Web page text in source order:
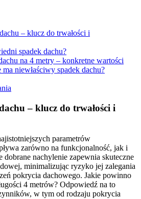
– klucz do trwałości i
spadek dachu?
na 4 metry – konkretne wartości
niewłaściwy spadek dachu?
– klucz do trwałości i
parametrów
zarówno na funkcjonalność, jak i
dobrane nachylenie zapewnia skuteczne
minimalizując ryzyko jej zalegania
pokrycia dachowego. Jakie powinno
4 metrów? Odpowiedź na to
w tym od rodzaju pokrycia